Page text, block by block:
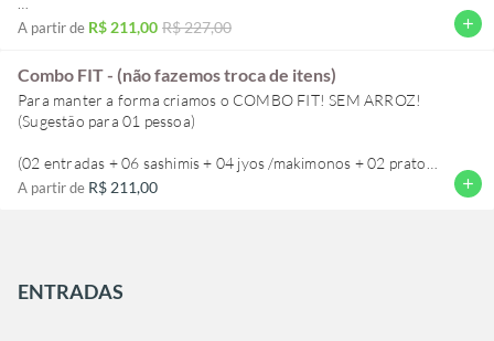
(01 entrada fria + 02 entradas quentes + 04
01 prato quente ou temaki)
A partir de R$ 211,00 R$ 227,00 add
Combo FIT - (não fazemos troca de itens)
Para manter a forma criamos o COMBO FIT! SEM ARROZ!
(Sugestão para 01 pessoa)
(02 entradas + 06 sashimis + 04 jyos /makimonos + 02 prato
quente ou temaki)
A partir de R$ 211,00 add
ENTRADAS